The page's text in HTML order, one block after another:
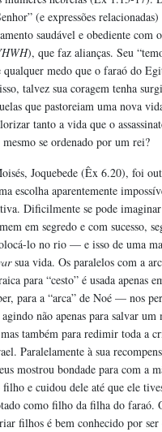
(e expressões
saudável e obediente com
), que faz alianças. Seu
medo que o faraó do
talvez sua coragem tenha
que pastoreiam uma nova
tanto a vida que o
se ordenado por um rei?
Joquebede (Êx 6.20), foi
escolha aparentemente
Dificilmente se pode
em segredo e com sucesso,
lo no rio — e isso de uma
sua vida. Os paralelos com a
para “cesto” é usada apenas
para a “arca” de Noé — nos
agindo não apenas para salvar
também para redimir toda a
Paralelamente à sua
mostrou bondade para com a
e cuidou dele até que ele
como filho da filha do faraó.
filhos é bem conhecido por